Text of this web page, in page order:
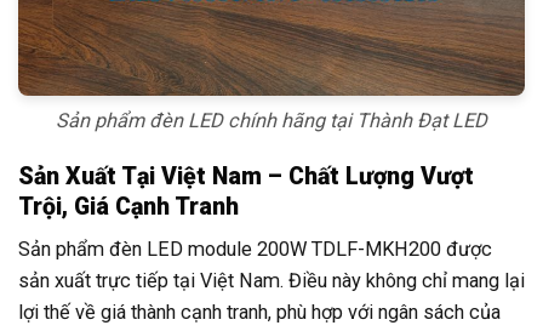
Sản phẩm đèn LED chính hãng tại Thành Đạt LED
Sản Xuất Tại Việt Nam – Chất Lượng Vượt
Trội, Giá Cạnh Tranh
Sản phẩm đèn LED module 200W TDLF-MKH200 được
sản xuất trực tiếp tại Việt Nam. Điều này không chỉ mang lại
lợi thế về giá thành cạnh tranh, phù hợp với ngân sách của